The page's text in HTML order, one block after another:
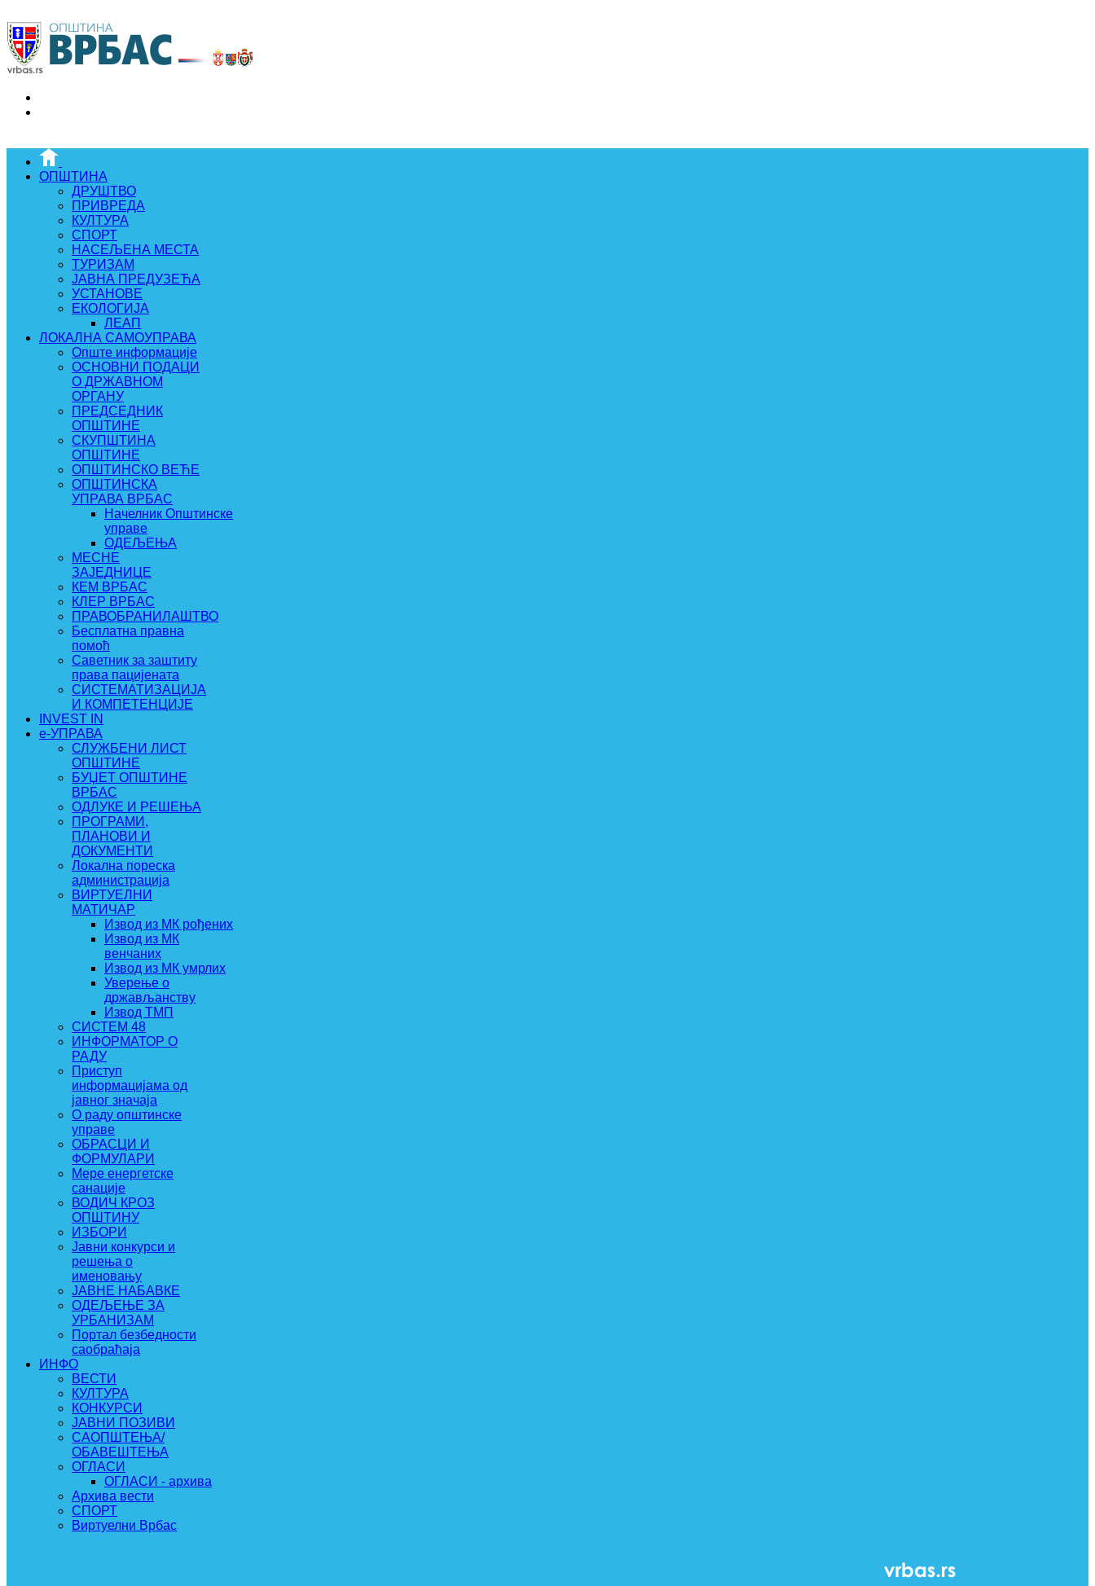
ОПШТИНА
ДРУШТВО
ПРИВРЕДА
КУЛТУРА
СПОРТ
НАСЕЉЕНА МЕСТА
ТУРИЗАМ
ЈАВНА ПРЕДУЗЕЋА
УСТАНОВЕ
ЕКОЛОГИЈА
ЛЕАП
ЛОКАЛНА САМОУПРАВА
Опште информације
ОСНОВНИ ПОДАЦИ
О ДРЖАВНОМ
ОРГАНУ
ПРЕДСЕДНИК
ОПШТИНЕ
СКУПШТИНА
ОПШТИНЕ
ОПШТИНСКО ВЕЋЕ
ОПШТИНСКА
УПРАВА ВРБАС
Начелник Општинске
управе
ОДЕЉЕЊА
МЕСНЕ
ЗАЈЕДНИЦЕ
КЕМ ВРБАС
КЛЕР ВРБАС
ПРАВОБРАНИЛАШТВО
Бесплатна правна
помоћ
Саветник за заштиту
права пацијената
СИСТЕМАТИЗАЦИЈА
И КОМПЕТЕНЦИЈЕ
INVEST IN
e-УПРАВА
СЛУЖБЕНИ ЛИСТ
ОПШТИНЕ
БУЏЕТ ОПШТИНЕ
ВРБАС
ОДЛУКЕ И РЕШЕЊА
ПРОГРАМИ,
ПЛАНОВИ И
ДОКУМЕНТИ
Локална пореска
администрација
ВИРТУЕЛНИ
МАТИЧАР
Извод из МК рођених
Извод из МК
венчаних
Извод из МК умрлих
Уверење о
држављанству
Извод ТМП
СИСТЕМ 48
ИНФОРМАТОР О
РАДУ
Приступ
информацијама од
јавног значаја
О раду општинске
управе
ОБРАСЦИ И
ФОРМУЛАРИ
Мере енергетске
санације
ВОДИЧ КРОЗ
ОПШТИНУ
ИЗБОРИ
Јавни конкурси и
решења о
именовању
ЈАВНЕ НАБАВКЕ
ОДЕЉЕЊЕ ЗА
УРБАНИЗАМ
Портал безбедности
саобраћаја
ИНФО
ВЕСТИ
КУЛТУРА
КОНКУРСИ
ЈАВНИ ПОЗИВИ
САОПШТЕЊА/
ОБАВЕШТЕЊА
ОГЛАСИ
ОГЛАСИ - архива
Архива вести
СПОРТ
Виртуелни Врбас